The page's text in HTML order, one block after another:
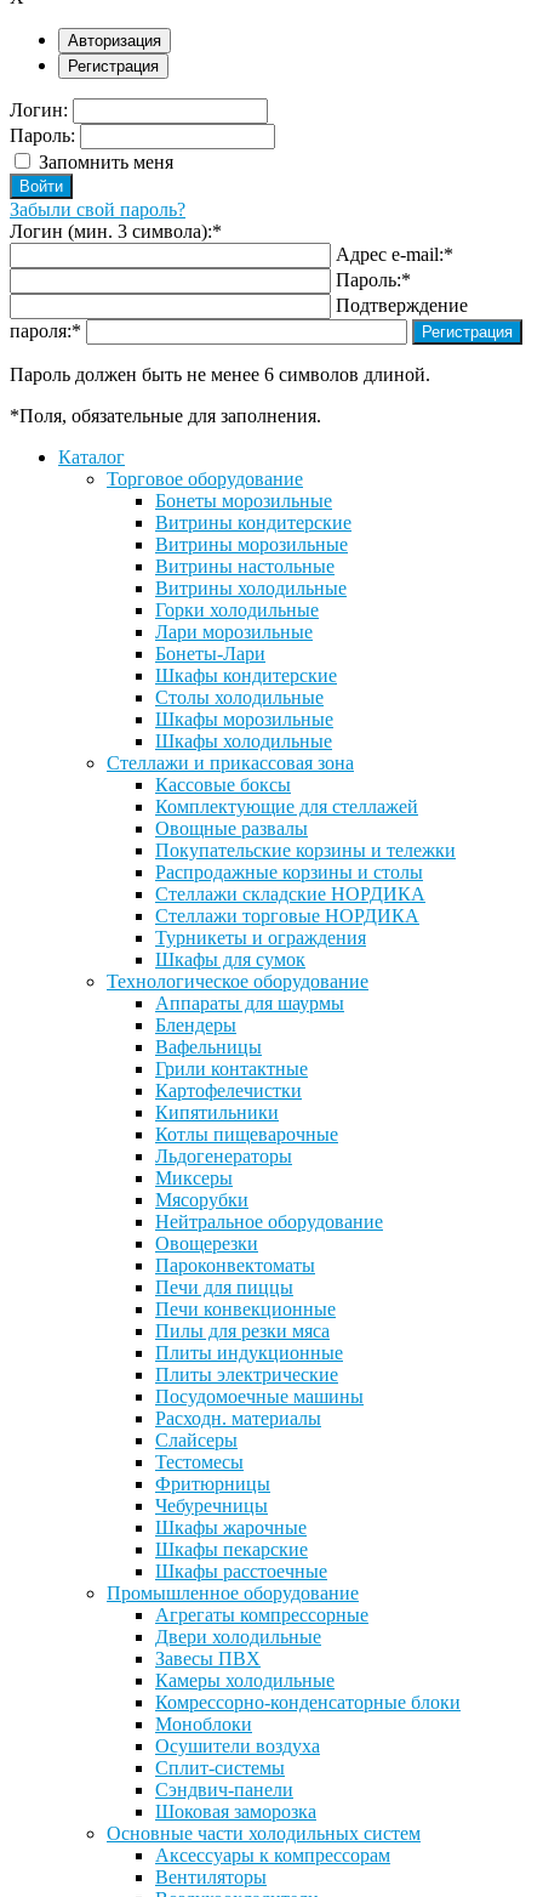
Авторизация
Регистрация
Логин:
Пароль:
Запомнить меня
Забыли свой пароль?
Логин (мин. 3 символа):*
Адрес e-mail:*
Пароль:*
Подтверждение
пароля:*
Пароль должен быть не менее 6 символов длиной.
*Поля, обязательные для заполнения.
Каталог
Торговое оборудование
Бонеты морозильные
Витрины кондитерские
Витрины морозильные
Витрины настольные
Витрины холодильные
Горки холодильные
Лари морозильные
Бонеты-Лари
Шкафы кондитерские
Столы холодильные
Шкафы морозильные
Шкафы холодильные
Стеллажи и прикассовая зона
Кассовые боксы
Комплектующие для стеллажей
Овощные развалы
Покупательские корзины и тележки
Распродажные корзины и столы
Стеллажи складские НОРДИКА
Стеллажи торговые НОРДИКА
Турникеты и ограждения
Шкафы для сумок
Технологическое оборудование
Аппараты для шаурмы
Блендеры
Вафельницы
Грили контактные
Картофелечистки
Кипятильники
Котлы пищеварочные
Льдогенераторы
Миксеры
Мясорубки
Нейтральное оборудование
Овощерезки
Пароконвектоматы
Печи для пиццы
Печи конвекционные
Пилы для резки мяса
Плиты индукционные
Плиты электрические
Посудомоечные машины
Расходн. материалы
Слайсеры
Тестомесы
Фритюрницы
Чебуречницы
Шкафы жарочные
Шкафы пекарские
Шкафы расстоечные
Промышленное оборудование
Агрегаты компрессорные
Двери холодильные
Завесы ПВХ
Камеры холодильные
Комрессорно-конденсаторные блоки
Моноблоки
Осушители воздуха
Сплит-системы
Сэндвич-панели
Шоковая заморозка
Основные части холодильных систем
Аксессуары к компрессорам
Вентиляторы